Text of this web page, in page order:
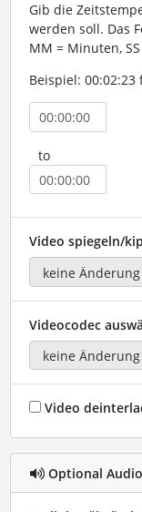
Gib die
werden soll. Das
MM = Minuten,
Beispiel:
to
Video spiegeln/
Videocodec
Video
Optional